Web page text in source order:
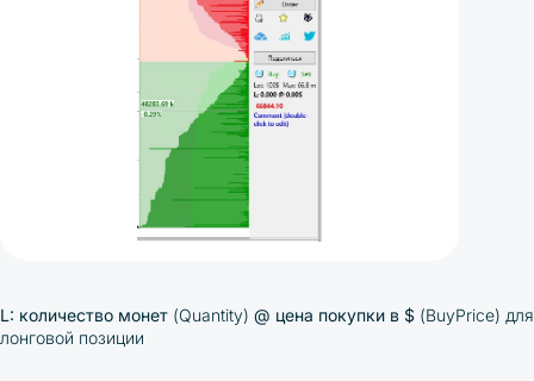
L: количество монет (Quantity) @ цена покупки в $ (BuyPrice) для
лонговой позиции